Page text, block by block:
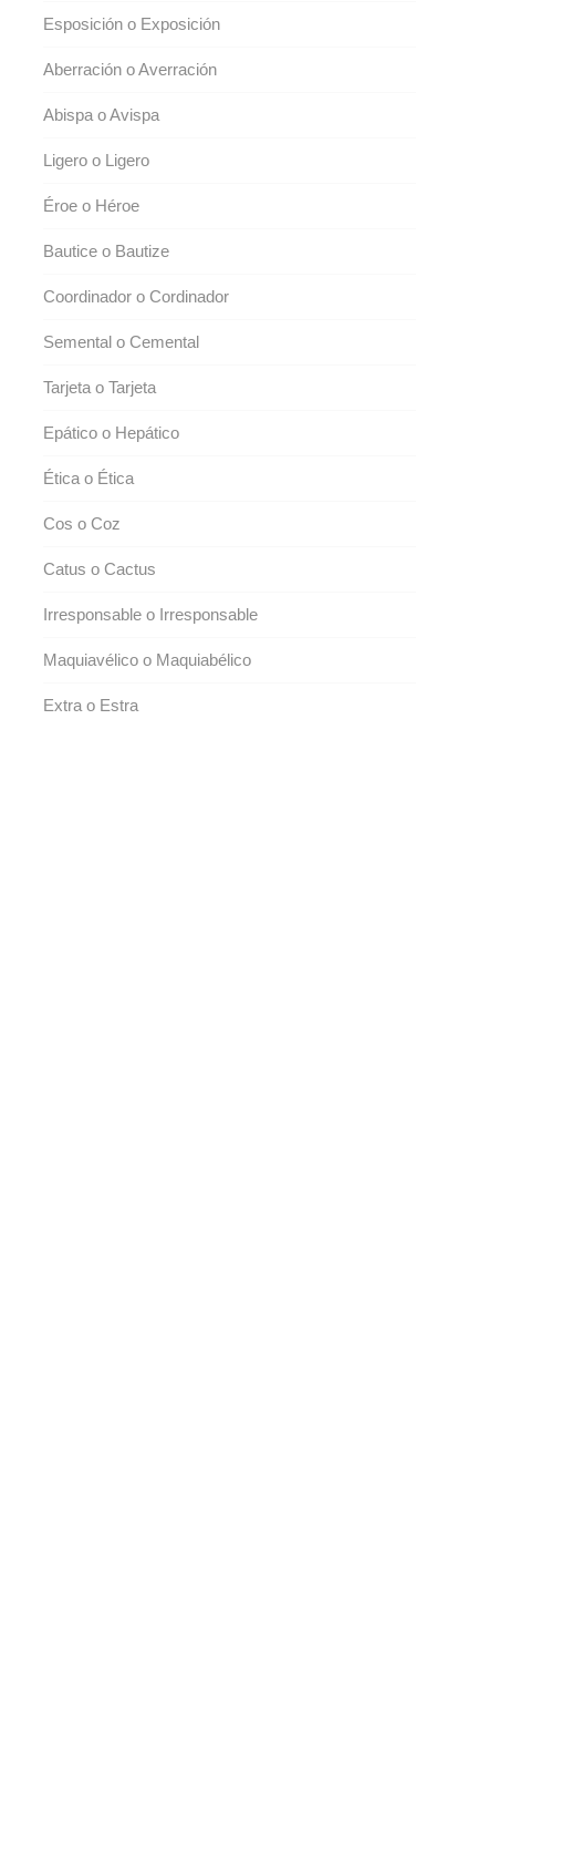
Esposición o Exposición
Aberración o Averración
Abispa o Avispa
Ligero o Ligero
Éroe o Héroe
Bautice o Bautize
Coordinador o Cordinador
Semental o Cemental
Tarjeta o Tarjeta
Epático o Hepático
Ética o Ética
Cos o Coz
Catus o Cactus
Irresponsable o Irresponsable
Maquiavélico o Maquiabélico
Extra o Estra